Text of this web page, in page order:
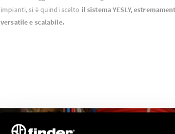
impianti, si è quindi scelto il sistema YESLY,
versatile e scalabile.